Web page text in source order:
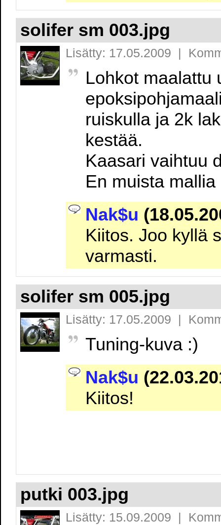
solifer sm 003.jpg
Lisätty: 17.05.2009 |
Lohkot maalattu
ruiskulla ja 2k
kestää.
Kaasari vaihtuu
En muista
Nak$u
Kiitos. Joo kyllä
varmasti.
solifer sm 005.jpg
Lisätty: 17.05.2009 |
Tuning-kuva :)
Nak$u
Kiitos!
putki 003.jpg
Lisätty: 15.09.2009 |